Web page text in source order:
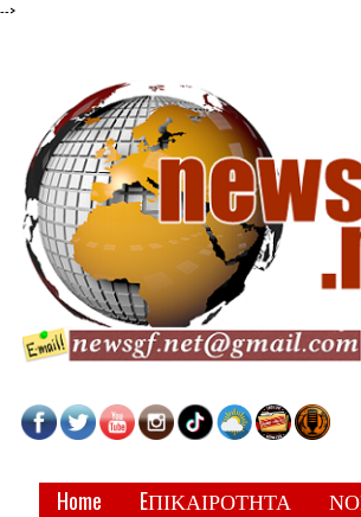
-->
Home EΠΙΚΑΙΡΟΤΗΤΑ